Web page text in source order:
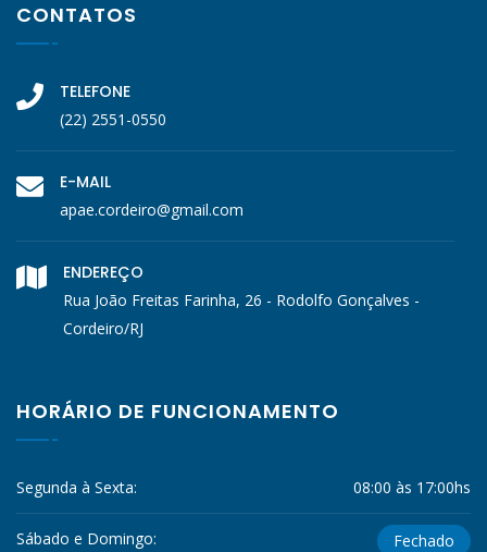
CONTATOS
TELEFONE
(22) 2551-0550
E-MAIL
apae.cordeiro@gmail.com
ENDEREÇO
Rua João Freitas Farinha, 26 - Rodolfo Gonçalves -
Cordeiro/RJ
HORÁRIO DE FUNCIONAMENTO
Segunda à Sexta: 08:00 às 17:00hs
Sábado e Domingo: Fechado